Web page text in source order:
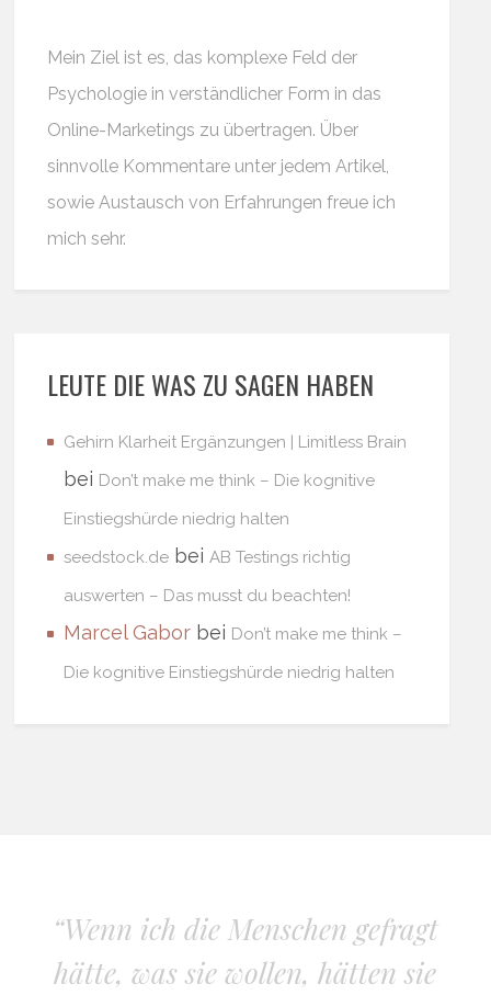
Mein Ziel ist es, das komplexe Feld der
Psychologie in verständlicher Form in das
Online-Marketings zu übertragen. Über
sinnvolle Kommentare unter jedem Artikel,
sowie Austausch von Erfahrungen freue ich
mich sehr.
LEUTE DIE WAS ZU SAGEN HABEN
Gehirn Klarheit Ergänzungen | Limitless Brain
bei Don’t make me think – Die kognitive
Einstiegshürde niedrig halten
seedstock.de bei AB Testings richtig
auswerten – Das musst du beachten!
Marcel Gabor bei Don’t make me think –
Die kognitive Einstiegshürde niedrig halten
“Wenn ich die Menschen gefragt
hätte, was sie wollen, hätten sie